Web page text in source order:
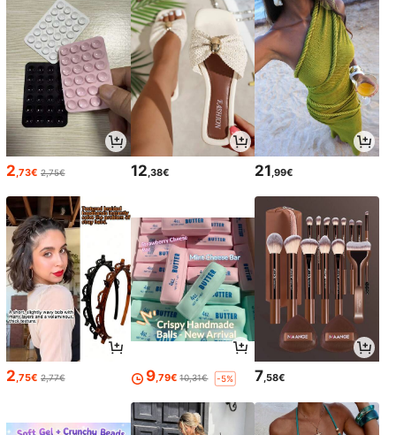
2,73€ 2,75€ 12,38€ 21,99€
2,75€ 2,77€ 9,79€ 10,31€ -5% 7,58€